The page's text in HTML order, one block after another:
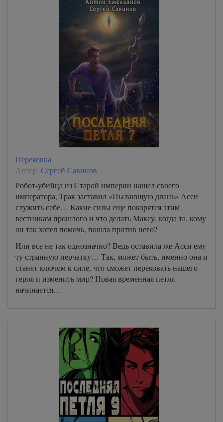
Перековка
Автор: Сергей Савинов
Робот-убийца из Старой империи нашел своего
императора, Трак заставил «Пылающую длань» Асси
служить себе… Какие силы еще покорятся этим
вестникам прошлого и что делать Максу, когда та, кому
он так хотел помочь, пошла против него?
Или все не так однозначно? Ведь оставила же Асси ему
ту странную перчатку… Так, может быть, именно она и
станет ключом к силе, что сможет перековать нашего
героя и изменить мир? Новая временная петля
начинается…